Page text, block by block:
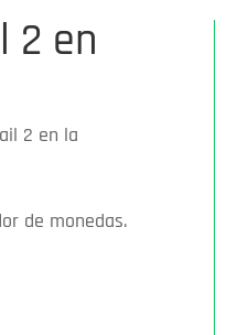
2 en
2 en la
de monedas.